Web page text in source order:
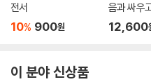
전서
10% 900원
음과 싸우
12,600
이 분야 신상품